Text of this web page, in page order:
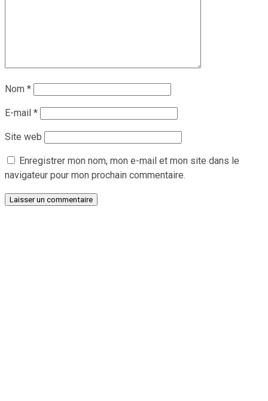
Nom *
E-mail *
Site web
Enregistrer mon nom, mon e-mail et mon site dans le
navigateur pour mon prochain commentaire.